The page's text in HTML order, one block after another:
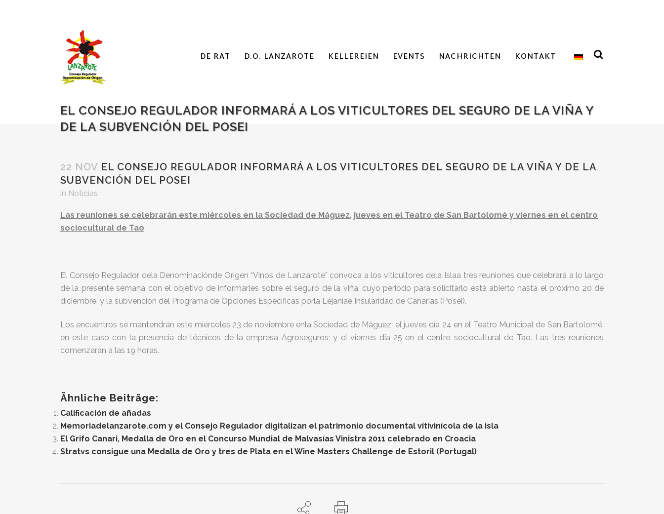
DE RAT D.O. LANZAROTE KELLEREIEN EVENTS NACHRICHTEN KONTAKT
EL CONSEJO REGULADOR INFORMARÁ A LOS VITICULTORES DEL SEGURO DE LA VIÑA Y
DE LA SUBVENCIÓN DEL POSEI
22 NOV EL CONSEJO REGULADOR INFORMARÁ A LOS VITICULTORES DEL SEGURO DE LA VIÑA Y DE LA
SUBVENCIÓN DEL POSEI
in Noticias
Las reuniones se celebrarán este miércoles en la Sociedad de Máguez, jueves en el Teatro de San Bartolomé y viernes en el centro
sociocultural de Tao
El Consejo Regulador dela Denominaciónde Origen “Vinos de Lanzarote” convoca a los viticultores dela Islaa tres reuniones que celebrará a lo largo
de la presente semana con el objetivo de informarles sobre el seguro de la viña, cuyo periodo para solicitarlo está abierto hasta el próximo 20 de
diciembre, y la subvención del Programa de Opciones Específicas porla Lejaníae Insularidad de Canarias (Posei).
Los encuentros se mantendrán este miércoles 23 de noviembre enla Sociedad de Máguez; el jueves día 24 en el Teatro Municipal de San Bartolomé,
en este caso con la presencia de técnicos de la empresa Agroseguros; y el viernes día 25 en el centro sociocultural de Tao. Las tres reuniones
comenzarán a las 19 horas.
Ähnliche Beiträge:
Calificación de añadas
Memoriadelanzarote.com y el Consejo Regulador digitalizan el patrimonio documental vitivinícola de la isla
El Grifo Canari, Medalla de Oro en el Concurso Mundial de Malvasías Vinistra 2011 celebrado en Croacia
Stratvs consigue una Medalla de Oro y tres de Plata en el Wine Masters Challenge de Estoril (Portugal)